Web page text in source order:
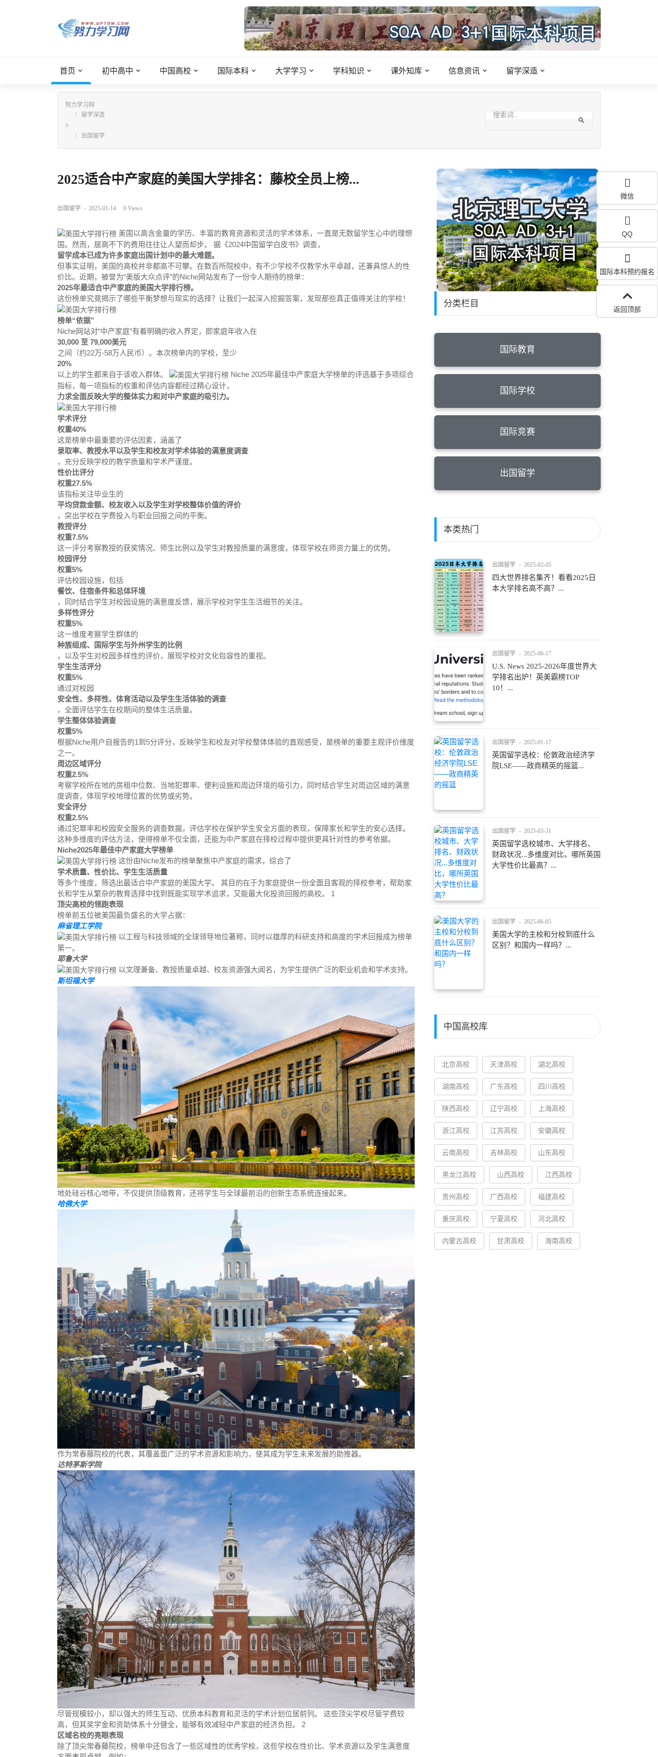
首页 初中高中 中国高校 国际本科 大学学习 学科知识 课外知库 信息资讯 留学深造
努力学习网
留学深造
>
出国留学
2025适合中产家庭的美国大学排名：藤校全员上榜...
出国留学 - 2025-01-14 0 Views
美国以高含金量的学历、丰富的教育资源和灵活的学术体系，一直是无数留学生心中的理想
国。然而，居高不下的费用往往让人望而却步。 据《2024中国留学白皮书》调查，
留学成本已成为许多家庭出国计划中的最大难题。
但事实证明，美国的高校并非都高不可攀。在数百所院校中，有不少学校不仅教学水平卓越，还兼具惊人的性
价比。近期，被誉为“美版大众点评”的Niche网站发布了一份令人期待的榜单：
2025年最适合中产家庭的美国大学排行榜。
这份榜单究竟揭示了哪些平衡梦想与现实的选择？让我们一起深入挖掘答案，发现那些真正值得关注的学校！
榜单“依据”
Niche网站对“中产家庭”有着明确的收入界定，即家庭年收入在
30,000 至 79,000美元
之间（约22万-58万人民币）。本次榜单内的学校，至少
20%
以上的学生都来自于该收入群体。
Niche 2025年最佳中产家庭大学榜单的评选基于多项综合
指标，每一项指标的权重和评估内容都经过精心设计，
力求全面反映大学的整体实力和对中产家庭的吸引力。
学术评分
权重40%
这是榜单中最重要的评估因素，涵盖了
录取率、教授水平以及学生和校友对学术体验的满意度调查
，充分反映学校的教学质量和学术严谨度。
性价比评分
权重27.5%
该指标关注毕业生的
平均贷款金额、校友收入以及学生对学校整体价值的评价
，突出学校在学费投入与职业回报之间的平衡。
教授评分
权重7.5%
这一评分考察教授的获奖情况、师生比例以及学生对教授质量的满意度，体现学校在师资力量上的优势。
校园评分
权重5%
评估校园设施，包括
餐饮、住宿条件和总体环境
，同时结合学生对校园设施的满意度反馈，展示学校对学生生活细节的关注。
多样性评分
权重5%
这一维度考察学生群体的
种族组成、国际学生与外州学生的比例
，以及学生对校园多样性的评价，展现学校对文化包容性的重视。
学生生活评分
权重5%
通过对校园
安全性、多样性、体育活动以及学生生活体验的调查
，全面评估学生在校期间的整体生活质量。
学生整体体验调查
权重5%
根据Niche用户自报告的1到5分评分，反映学生和校友对学校整体体验的直观感受，是榜单的重要主观评价维度
之一。
周边区域评分
权重2.5%
考察学校所在地的房租中位数、当地犯罪率、便利设施和周边环境的吸引力，同时结合学生对周边区域的满意
度调查，体现学校地理位置的优势或劣势。
安全评分
权重2.5%
通过犯罪率和校园安全服务的调查数据，评估学校在保护学生安全方面的表现，保障家长和学生的安心选择。
这种多维度的评估方法，使得榜单不仅全面，还能为中产家庭在择校过程中提供更具针对性的参考依据。
Niche2025年最佳中产家庭大学榜单
这份由Niche发布的榜单聚焦中产家庭的需求，综合了
学术质量、性价比、学生生活质量
等多个维度，筛选出最适合中产家庭的美国大学。 其目的在于为家庭提供一份全面且客观的择校参考，帮助家
长和学生从繁杂的教育选择中找到既能实现学术追求，又能最大化投资回报的高校。 1
顶尖高校的领跑表现
榜单前五位被美国最负盛名的大学占据：
麻省理工学院
以工程与科技领域的全球领导地位著称，同时以雄厚的科研支持和高度的学术回报成为榜单
第一。
耶鲁大学
以文理兼备、教授质量卓越、校友资源强大闻名，为学生提供广泛的职业机会和学术支持。
斯坦福大学
地处硅谷核心地带，不仅提供顶级教育，还将学生与全球最前沿的创新生态系统连接起来。
哈佛大学
作为常春藤院校的代表，其覆盖面广泛的学术资源和影响力，使其成为学生未来发展的助推器。
达特茅斯学院
尽管规模较小，却以强大的师生互动、优质本科教育和灵活的学术计划位居前列。 这些顶尖学校尽管学费较
高，但其奖学金和资助体系十分健全，能够有效减轻中产家庭的经济负担。 2
区域名校的亮眼表现
除了顶尖常春藤院校，榜单中还包含了一些区域性的优秀学校，这些学校在性价比、学术资源以及学生满意度
分类栏目
国际教育
国际学校
国际竞赛
出国留学
本类热门
出国留学 - 2025-02-05
四大世界排名集齐！看看2025日
本大学排名高不高？...
出国留学 - 2025-06-17
U.S. News 2025-2026年度世界大
学排名出炉！英美霸榜TOP
10！...
出国留学 - 2025-01-17
英国留学选校：伦敦政治经济学
院LSE——政商精英的摇篮...
出国留学 - 2025-03-31
英国留学选校城市、大学排名、
财政状况...多维度对比，哪所英国
大学性价比最高？...
出国留学 - 2025-06-05
美国大学的主校和分校到底什么
区别？和国内一样吗？...
中国高校库
北京高校 天津高校 湖北高校
湖南高校 广东高校 四川高校
陕西高校 辽宁高校 上海高校
浙江高校 江苏高校 安徽高校
云南高校 吉林高校 山东高校
黑龙江高校 山西高校 江西高校
贵州高校 广西高校 福建高校
重庆高校 宁夏高校 河北高校
内蒙古高校 甘肃高校 海南高校
微信
QQ
国际本科预约报名
返回顶部